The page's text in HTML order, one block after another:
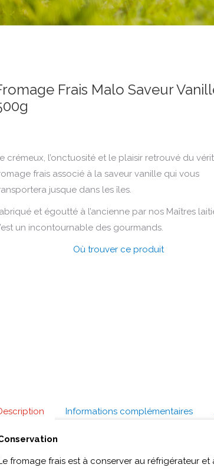
Frais Malo Saveur
crémeux, l’onctuosité et le plaisir retrouvé du
frais associé à la saveur vanille qui vous
jusque dans les îles.
et égoutté à l’ancienne par nos Maîtres
un incontournable des gourmands.
Où trouver ce produit
Informations complémentaires
fromage frais est à conserver au réfrigérateur